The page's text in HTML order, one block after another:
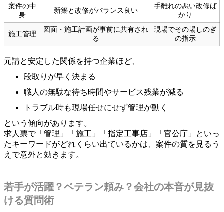
案件の中
身
新築と改修がバランス良い
手離れの悪い改修ば
かり
施工管理
図面・施工計画が事前に共有され
る
現場でその場しのぎ
の指示
元請と安定した関係を持つ企業ほど、
段取りが早く決まる
職人の無駄な待ち時間やサービス残業が減る
トラブル時も現場任せにせず管理が動く
という傾向があります。
求人票で「管理」「施工」「指定工事店」「官公庁」といっ
たキーワードがどれくらい出ているかは、案件の質を見るう
えで意外と効きます。
若手が活躍？ベテラン頼み？会社の本音が見抜
ける質問術